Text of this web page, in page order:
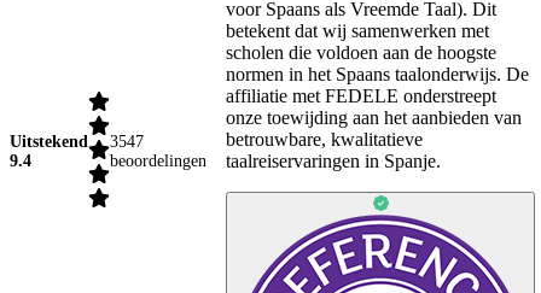
Uitstekend
9.4
3547
beoordelingen
voor Spaans als Vreemde Taal). Dit
betekent dat wij samenwerken met
scholen die voldoen aan de hoogste
normen in het Spaans taalonderwijs. De
affiliatie met FEDELE onderstreept
onze toewijding aan het aanbieden van
betrouwbare, kwalitatieve
taalreiservaringen in Spanje.